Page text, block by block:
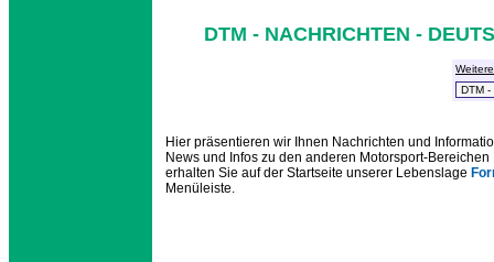
DTM - NACHRICHTEN -
Hier präsentieren wir Ihnen Nachrichten und
News und Infos zu den anderen Motorsport-
erhalten Sie auf der Startseite unserer Lebenslage
Menüleiste.